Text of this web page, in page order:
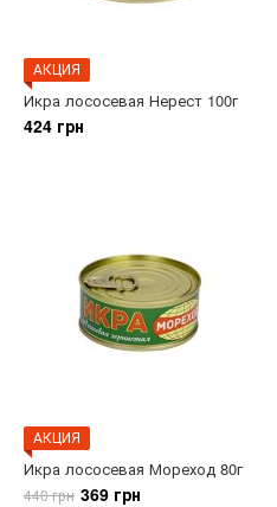
АКЦИЯ
Икра лососевая Нерест 100г
424 грн
АКЦИЯ
Икра лососевая Мореход 80г
440 грн 369 грн